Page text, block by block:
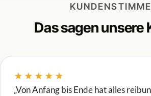
Das sagen unsere
★★★★★
„Von Anfang bis Ende hat alles